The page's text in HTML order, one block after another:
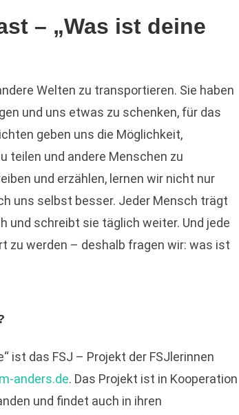
– „Was ist deine
Welten zu transportieren. Sie haben
und uns etwas zu schenken, für das
geben uns die Möglichkeit,
teilen und andere Menschen zu
und erzählen, lernen wir nicht nur
uns selbst besser. Jeder Mensch trägt
und schreibt sie täglich weiter. Und jede
zu werden – deshalb fragen wir: was ist
ist das FSJ – Projekt der FSJlerinnen
anders.de. Das Projekt ist in Kooperation
und findet auch in ihren